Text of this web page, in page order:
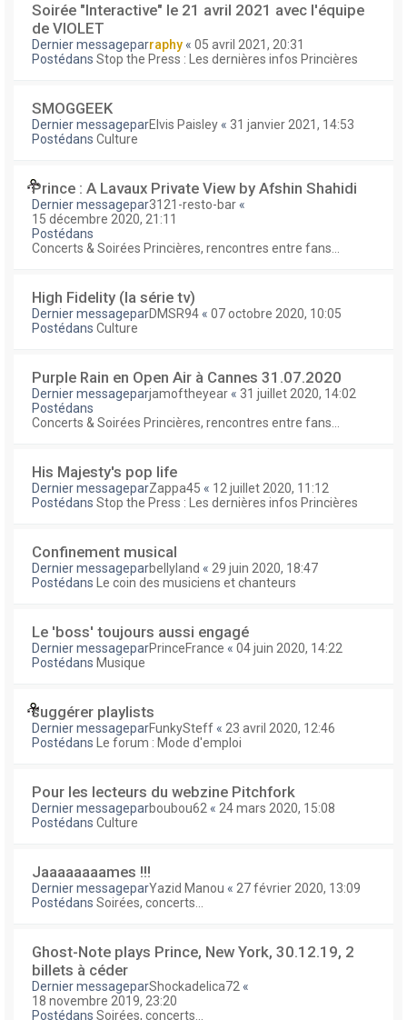
Soirée "Interactive" le 21 avril 2021 avec l'équipe
de VIOLET
Dernier messageparraphy « 05 avril 2021, 20:31
Postédans Stop the Press : Les dernières infos Princières
SMOGGEEK
Dernier messageparElvis Paisley « 31 janvier 2021, 14:53
Postédans Culture
Prince : A Lavaux Private View by Afshin Shahidi
Dernier messagepar3121-resto-bar «
15 décembre 2020, 21:11
Postédans
Concerts & Soirées Princières, rencontres entre fans...
High Fidelity (la série tv)
Dernier messageparDMSR94 « 07 octobre 2020, 10:05
Postédans Culture
Purple Rain en Open Air à Cannes 31.07.2020
Dernier messageparjamoftheyear « 31 juillet 2020, 14:02
Postédans
Concerts & Soirées Princières, rencontres entre fans...
His Majesty's pop life
Dernier messageparZappa45 « 12 juillet 2020, 11:12
Postédans Stop the Press : Les dernières infos Princières
Confinement musical
Dernier messageparbellyland « 29 juin 2020, 18:47
Postédans
Le coin des musiciens et chanteurs
Le 'boss' toujours aussi engagé
Dernier messageparPrinceFrance « 04 juin 2020, 14:22
Postédans Musique
suggérer playlists
Dernier messageparFunkySteff « 23 avril 2020, 12:46
Postédans
Le forum : Mode d'emploi
Pour les lecteurs du webzine Pitchfork
Dernier messageparboubou62 « 24 mars 2020, 15:08
Postédans Culture
Jaaaaaaaames !!!
Dernier messageparYazid Manou « 27 février 2020, 13:09
Postédans Soirées, concerts...
Ghost-Note plays Prince, New York, 30.12.19, 2
billets à céder
Dernier messageparShockadelica72 «
18 novembre 2019, 23:20
Postédans Soirées, concerts...